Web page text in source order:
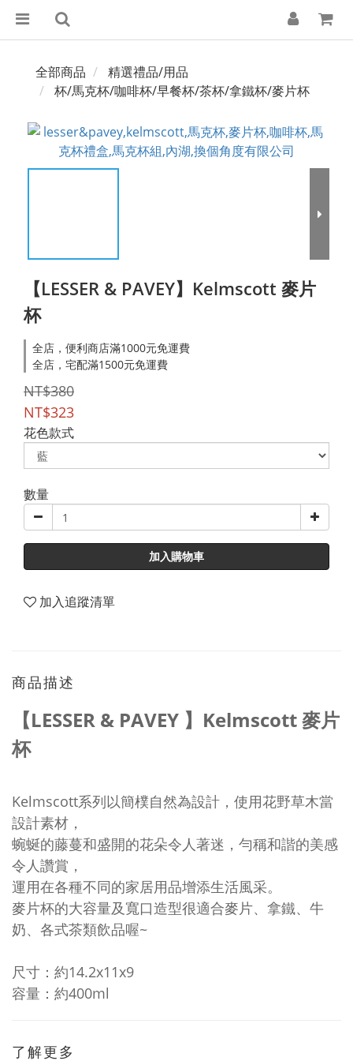
全部商品
精選禮品/用品
杯/馬克杯/咖啡杯/早餐杯/茶杯/拿鐵杯/麥片杯
【LESSER & PAVEY】Kelmscott 麥片
杯
全店，便利商店滿1000元免運費
全店，宅配滿1500元免運費
NT$380
NT$323
花色款式
數量
加入購物車
加入追蹤清單
商品描述
【LESSER & PAVEY 】Kelmscott 麥片
杯
Kelmscott系列以簡樸自然為設計，使用花野草木當
設計素材，
蜿蜒的藤蔓和盛開的花朵令人著迷， 勻稱和諧的美感
令人讚賞，
運用在各種不同的家居用品增添生活風采。
麥片杯的大容量及寬口造型很適合麥片、拿鐵、牛
奶、各式茶類飲品喔~
尺寸：約14.2x11x9
容量：約400ml
了解更多